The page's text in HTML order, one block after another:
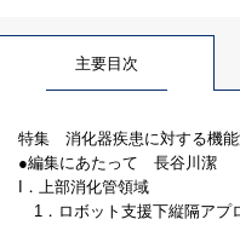
主要目次
特集 消化器疾患に対する機
●編集にあたって 長谷川潔
I．上部消化管領域
1．ロボット支援下縦隔ア